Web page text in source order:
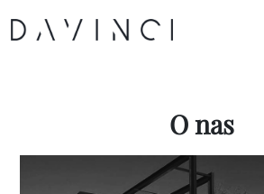
O nas